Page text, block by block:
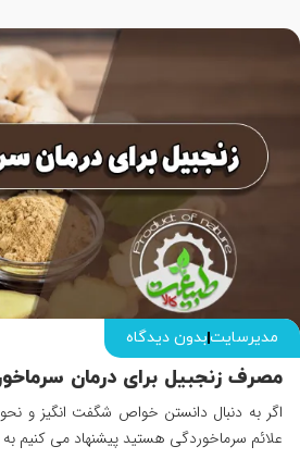
مدیرسایتبدون دیدگاه
مصرف زنجبیل برای درمان
اگر به دنبال دانستن خواص شگفت انگیز و
علائم سرماخوردگی هستید پیشنهاد می کنیم